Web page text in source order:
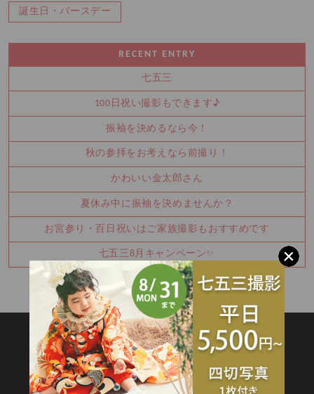
誕生日・バースデー
RECENT ENTRY
七五三
100日祝い撮影もできます♪
振袖を決めるなら今！
秋の参拝をお考えなら前撮り！
かわいい金太郎さん
夏休み中に振袖を決めませんか？
お宮参り・百日祝いはご家族撮影もおすすめです
七五三8月キャンペーン✨
SITEMAP
TOP 新着情報
撮影メニュー